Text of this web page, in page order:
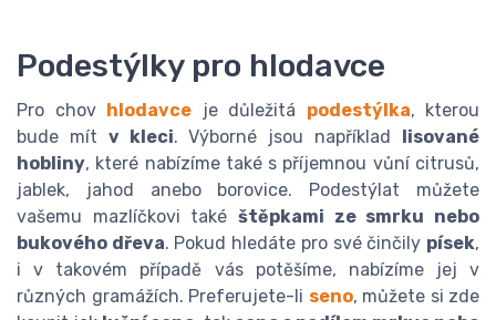
Podestýlky pro hlodavce
Pro chov hlodavce je důležitá podestýlka, kterou
bude mít v kleci. Výborné jsou například lisované
hobliny, které nabízíme také s příjemnou vůní citrusů,
jablek, jahod anebo borovice. Podestýlat můžete
vašemu mazlíčkovi také štěpkami ze smrku nebo
bukového dřeva. Pokud hledáte pro své činčily písek,
i v takovém případě vás potěšíme, nabízíme jej v
různých gramážích. Preferujete-li seno, můžete si zde